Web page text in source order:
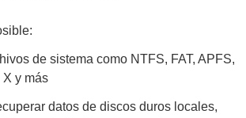
de sistema como NTFS, FAT, APFS,
X y más
datos de discos duros locales,